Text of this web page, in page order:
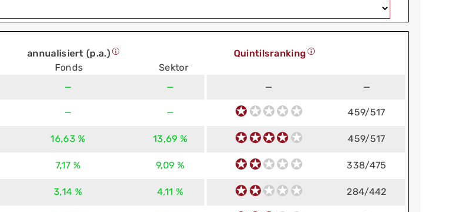
annualisiert (p.a.)
Fonds
Sektor
Quintilsranking
— — — —
— — 459/517
16,63 % 13,69 % 459/517
7,17 % 9,09 % 338/475
3,14 % 4,11 % 284/442